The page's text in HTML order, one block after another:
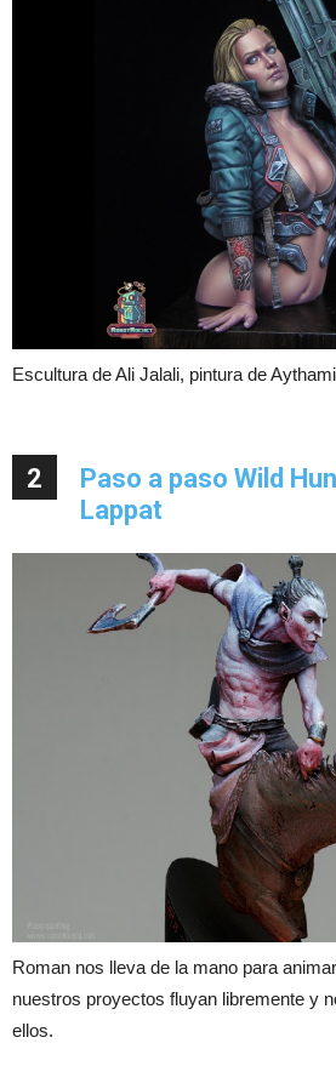
Escultura de Ali Jalali, pintura de
2
Paso a paso Wild
Lappat
Roman nos lleva de la mano para
nuestros proyectos fluyan libremente y
ellos.